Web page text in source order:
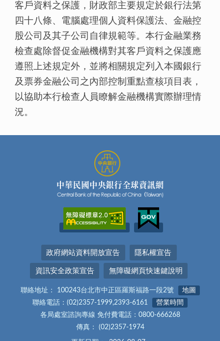
客戶資料之保護，財政部主要規定於銀行法第
四十八條、電腦處理個人資料保護法、金融控
股公司及其子公司自律規範等。本行金融業務
檢查處除督促金融機構對其客戶資料之保護應
遵照上述規定外，並將相關規定列入本國銀行
及票券金融公司之內部控制重點查核項目表，
以協助本行檢查人員瞭解金融機構實際辦理情
況。
政府網站資料開放宣告 隱私權宣告
資訊安全政策宣告 無障礙網頁快速鍵說明
聯絡地址： 100243台北市中正區羅斯福路一段2號
地圖
聯絡電話：(02)2357-1999,2393-6161
營業時間
各局處室諮詢專線 免付費電話：0800-666268
傳真： (02)2357-1974